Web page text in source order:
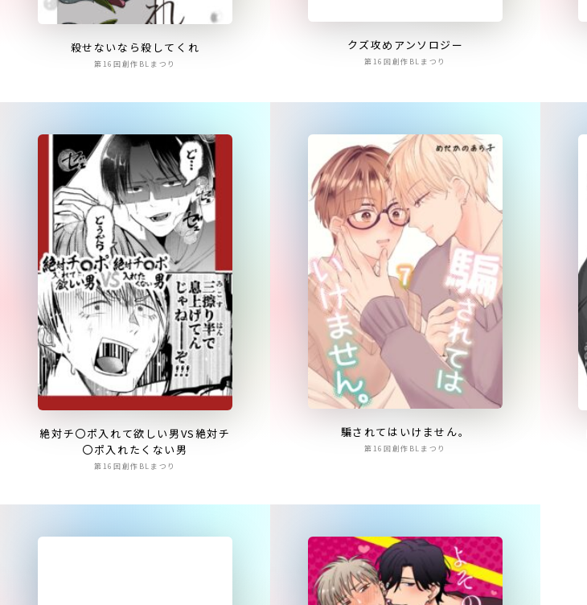
殺せないなら殺してくれ
第16回創作BLまつり
クズ攻めアンソロジー
第16回創作BLまつり
絶対チ〇ポ入れて欲しい男VS絶対チ
〇ポ入れたくない男
第16回創作BLまつり
騙されてはいけません。
第16回創作BLまつり